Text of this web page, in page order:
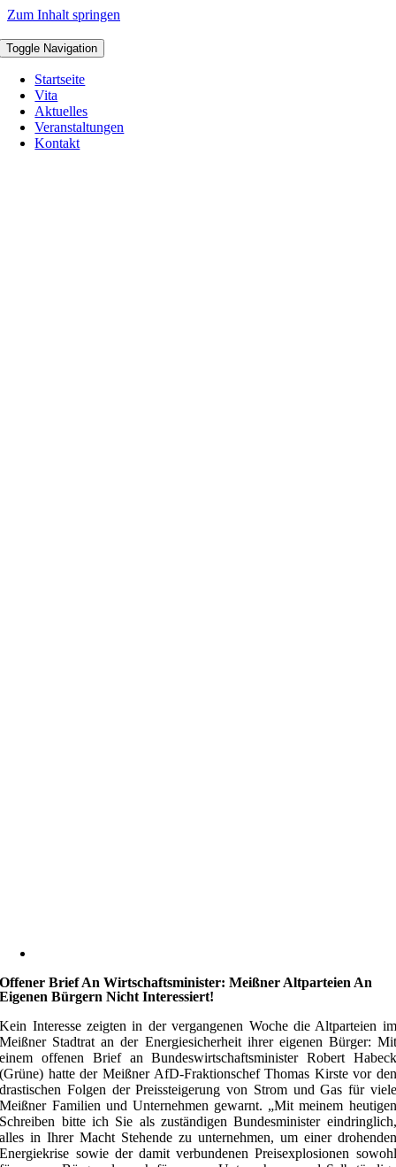
Zum Inhalt springen
Toggle Navigation
Startseite
Vita
Aktuelles
Veranstaltungen
Kontakt
Offener Brief An Wirtschaftsminister: Meißner Altparteien An
Eigenen Bürgern Nicht Interessiert!
Kein Interesse zeigten in der vergangenen Woche die Altparteien im
Meißner Stadtrat an der Energiesicherheit ihrer eigenen Bürger: Mit
einem offenen Brief an Bundeswirtschaftsminister Robert Habeck
(Grüne) hatte der Meißner AfD-Fraktionschef Thomas Kirste vor den
drastischen Folgen der Preissteigerung von Strom und Gas für viele
Meißner Familien und Unternehmen gewarnt. „Mit meinem heutigen
Schreiben bitte ich Sie als zuständigen Bundesminister eindringlich,
alles in Ihrer Macht Stehende zu unternehmen, um einer drohenden
Energiekrise sowie der damit verbundenen Preisexplosionen sowohl